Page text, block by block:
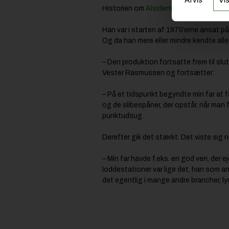
Historien om Alsident System er i
Han var i starten af 1970’erne ansat
Og da han mere eller mindre kendte
– Den produktion fortsatte frem til
Vester Rasmussen og fortsætter:
– På et tidspunkt begyndte min far at
og de slibespåner, der opstår, når
punktudsug.
Derefter gik det stærkt. Det viste sig
– Min far havde f.eks. en god ven, der
loddestationer var lige det, han som
det egentlig i mange andre brancher,